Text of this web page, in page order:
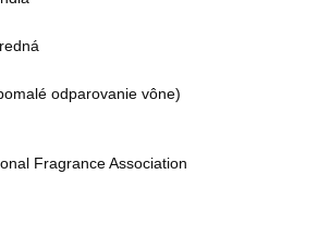
odparovanie vône)
Fragrance Association